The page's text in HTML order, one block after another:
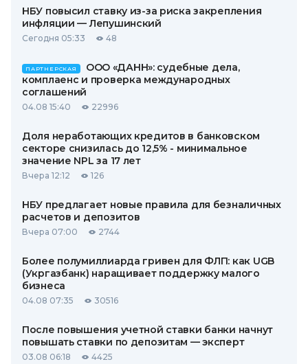
НБУ повысил ставку из-за риска закрепления
инфляции — Лепушинский
Сегодня 05:33 48
ПАРТНЕРСКАЯ
ООО «ДАНН»: судебные дела,
комплаенс и проверка международных
соглашений
04.08 15:40 22996
Доля неработающих кредитов в банковском
секторе снизилась до 12,5% - минимальное
значение NPL за 17 лет
Вчера 12:12 126
НБУ предлагает новые правила для безналичных
расчетов и депозитов
Вчера 07:00 2744
Более полумиллиарда гривен для ФЛП: как UGB
(Укргазбанк) наращивает поддержку малого
бизнеса
04.08 07:35 30516
После повышения учетной ставки банки начнут
повышать ставки по депозитам — эксперт
03.08 06:18 4425